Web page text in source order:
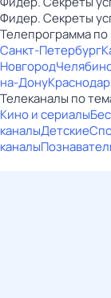
Фидер. Секреты
Телепрограмма по
Санкт-Петербург
Новгород
на-ДонуКраснодар
Телеканалы по
Кино и сериалы
каналыДетские
каналы